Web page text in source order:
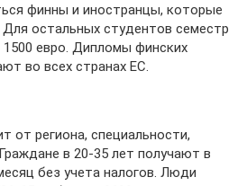
финны и иностранцы, которые
остальных студентов семестр
евро. Дипломы финских
во всех странах ЕС.
от региона, специальности,
в 20-35 лет получают в
без учета налогов. Люди